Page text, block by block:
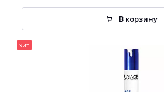
В корзину
хит